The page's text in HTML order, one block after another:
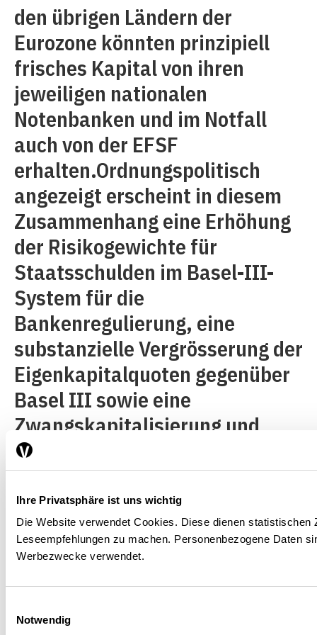
Ihre Privatsphäre ist uns wichtig
Die Website verwendet Cookies. Diese dienen statistischen
Leseempfehlungen zu machen. Personenbezogene Daten
Werbezwecke verwendet.
Notwendig
den übrigen Ländern der
Eurozone könnten prinzipiell
frisches Kapital von ihren
jeweiligen nationalen
Notenbanken und im Notfall
auch von der EFSF
erhalten.Ordnungspolitisch
angezeigt erscheint in diesem
Zusammenhang eine Erhöhung
der Risikogewichte für
Staatsschulden im Basel-III-
System für die
Bankenregulierung, eine
substanzielle Vergrösserung der
Eigenkapitalquoten gegenüber
Basel III sowie eine
Zwangskapitalisierung und
Teilverstaatlichung von
Banken, die nicht genug
Eigenkapital am Markt
aufbringen können, um diesen
gehärteten Vorgaben
Rekapitalisierung gefährdeter